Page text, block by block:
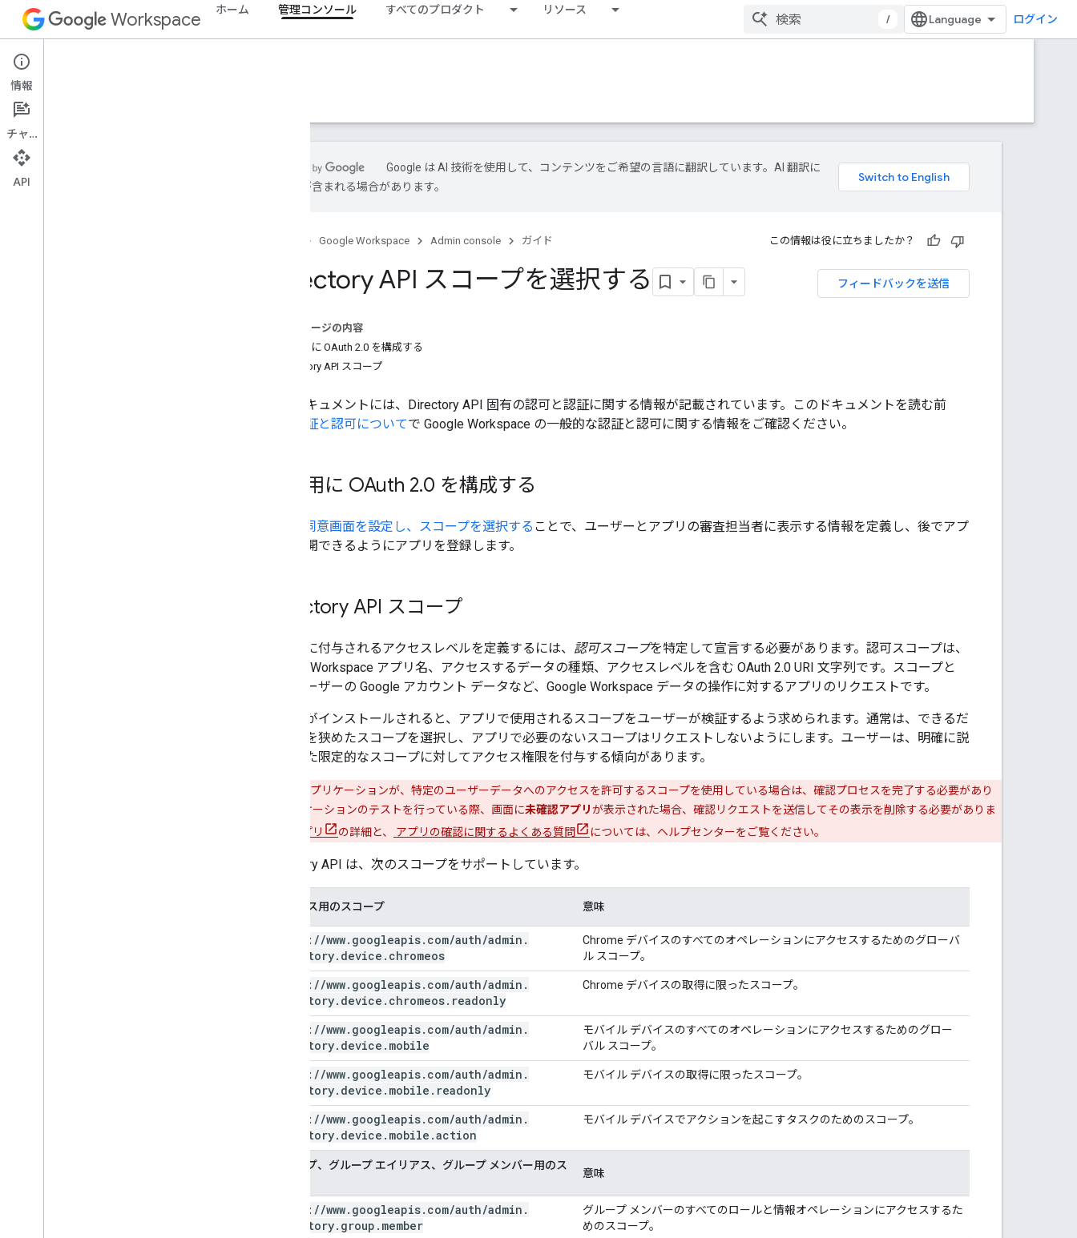
Workspace ホーム 管理コンソール すべてのプロダクト リソース
/ ログイン
Admin console
概要
Google は AI 技術を使用して、コンテンツをご希望の言語に翻訳しています。AI 翻訳に
は誤りが含まれる場合があります。
Google Workspace Admin console ガイド この情報は役に立ちましたか？
フィードバックを送信
Directory API スコープを選択する
このページの内容
認可用に OAuth 2.0 を構成する
Directory API スコープ
このドキュメントには、Directory API 固有の認可と認証に関する情報が記載されています。このドキュメントを読む前
認証と認可についてで Google Workspace の一般的な認証と認可に関する情報をご確認ください。
認可用に OAuth 2.0 を構成する
OAuth 同意画面を設定し、スコープを選択する ことで、ユーザーとアプリの審査担当者に表示する情報を定義し、後でアプ
リを公開できるようにアプリを登録します。
Directory API スコープ
アプリに付与されるアクセスレベルを定義するには、 認可スコープを特定して宣言する必要があります。認可スコープは、
Google Workspace アプリ名、アクセスするデータの種類、アクセスレベルを含む OAuth 2.0 URI 文字列です。スコープと
は、ユーザーの Google アカウント データなど、Google Workspace データの操作に対するアプリのリクエストです。
アプリがインストールされると、アプリで使用されるスコープをユーザーが検証するよう求められます。通常は、できるだ
け範囲を狭めたスコープを選択し、アプリで必要のないスコープはリクエストしないようにします。ユーザーは、明確に説
明された限定的なスコープに対してアクセス権限を付与する傾向があります。
一般公開アプリケーションが、特定のユーザーデータへのアクセスを許可するスコープを使用している場合は、確認プロセスを完了する必要があり
ます。アプリケーションのテストを行っている際、画面に未確認アプリが表示された場合、確認リクエストを送信してその表示を削除する必要がありま
未確認アプリ の詳細と、 アプリの確認に関するよくある質問 については、ヘルプセンターをご覧ください。
Directory API は、次のスコープをサポートしています。
デバイス用のスコープ 意味
https: //www. googleapis. com/auth/admin .
directory. device . chromeos
Chrome デバイスのすべてのオペレーションにアクセスするためのグローバ
ル スコープ。
https: //www. googleapis. com/auth/admin .
directory. device . chromeos. readonly
Chrome デバイスの取得に限ったスコープ。
https: //www. googleapis. com/auth/admin .
directory. device . mobile
モバイル デバイスのすべてのオペレーションにアクセスするためのグロー
バル スコープ。
https: //www. googleapis. com/auth/admin .
directory. device . mobile . readonly
モバイル デバイスの取得に限ったスコープ。
https: //www. googleapis. com/auth/admin .
directory. device . mobile .action
モバイル デバイスでアクションを起こすタスクのためのスコープ。
グループ、グループ エイリアス、グループ メンバー用のス
意味
https: //www. googleapis. com/auth/admin .
directory. group . member
グループ メンバーのすべてのロールと情報オペレーションにアクセスするた
めのスコープ。
情報
チャット
API